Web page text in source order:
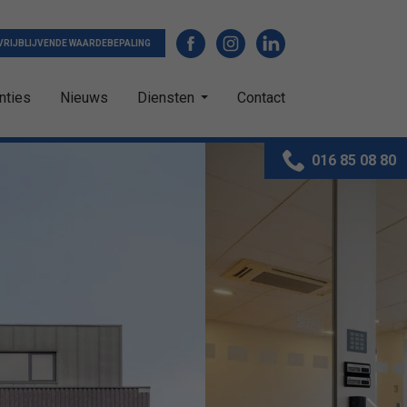
WAARDEBEPALING
Nieuws Diensten Contact
016 85 08 80